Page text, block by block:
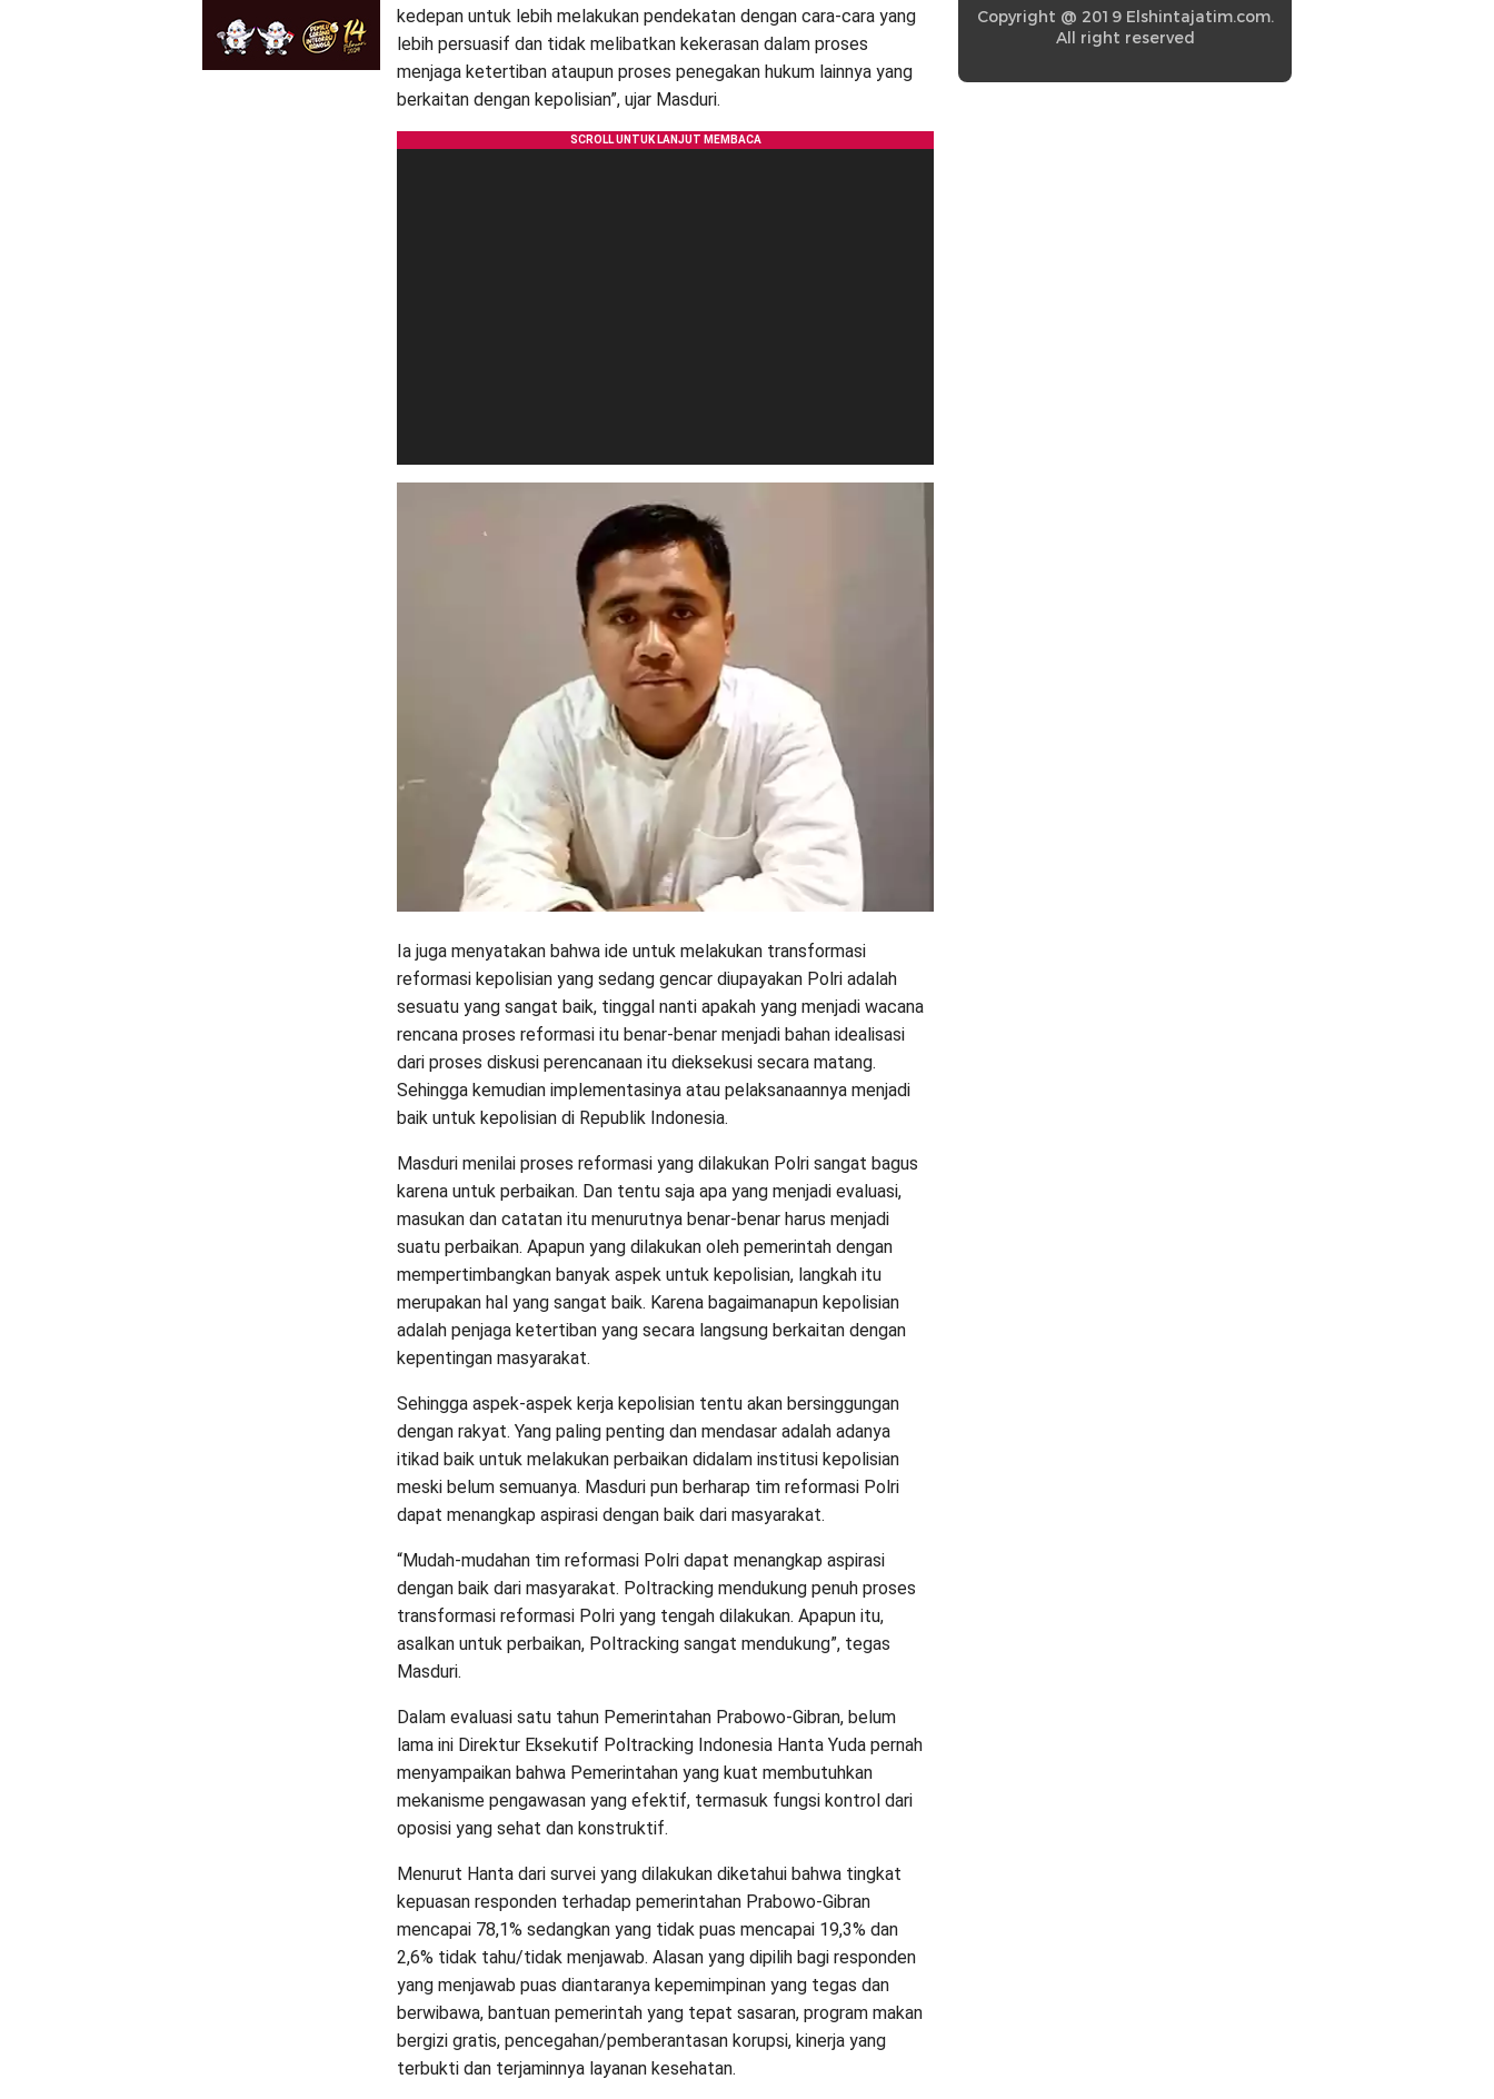
kedepan untuk lebih melakukan pendekatan dengan cara-cara yang
lebih persuasif dan tidak melibatkan kekerasan dalam proses
menjaga ketertiban ataupun proses penegakan hukum lainnya yang
berkaitan dengan kepolisian”, ujar Masduri.
Ia juga menyatakan bahwa ide untuk melakukan transformasi
reformasi kepolisian yang sedang gencar diupayakan Polri adalah
sesuatu yang sangat baik, tinggal nanti apakah yang menjadi wacana
rencana proses reformasi itu benar-benar menjadi bahan idealisasi
dari proses diskusi perencanaan itu dieksekusi secara matang.
Sehingga kemudian implementasinya atau pelaksanaannya menjadi
baik untuk kepolisian di Republik Indonesia.
Masduri menilai proses reformasi yang dilakukan Polri sangat bagus
karena untuk perbaikan. Dan tentu saja apa yang menjadi evaluasi,
masukan dan catatan itu menurutnya benar-benar harus menjadi
suatu perbaikan. Apapun yang dilakukan oleh pemerintah dengan
mempertimbangkan banyak aspek untuk kepolisian, langkah itu
merupakan hal yang sangat baik. Karena bagaimanapun kepolisian
adalah penjaga ketertiban yang secara langsung berkaitan dengan
kepentingan masyarakat.
Sehingga aspek-aspek kerja kepolisian tentu akan bersinggungan
dengan rakyat. Yang paling penting dan mendasar adalah adanya
itikad baik untuk melakukan perbaikan didalam institusi kepolisian
meski belum semuanya. Masduri pun berharap tim reformasi Polri
dapat menangkap aspirasi dengan baik dari masyarakat.
“Mudah-mudahan tim reformasi Polri dapat menangkap aspirasi
dengan baik dari masyarakat. Poltracking mendukung penuh proses
transformasi reformasi Polri yang tengah dilakukan. Apapun itu,
asalkan untuk perbaikan, Poltracking sangat mendukung”, tegas
Masduri.
Dalam evaluasi satu tahun Pemerintahan Prabowo-Gibran, belum
lama ini Direktur Eksekutif Poltracking Indonesia Hanta Yuda pernah
menyampaikan bahwa Pemerintahan yang kuat membutuhkan
mekanisme pengawasan yang efektif, termasuk fungsi kontrol dari
oposisi yang sehat dan konstruktif.
Menurut Hanta dari survei yang dilakukan diketahui bahwa tingkat
kepuasan responden terhadap pemerintahan Prabowo-Gibran
mencapai 78,1% sedangkan yang tidak puas mencapai 19,3% dan
2,6% tidak tahu/tidak menjawab. Alasan yang dipilih bagi responden
yang menjawab puas diantaranya kepemimpinan yang tegas dan
berwibawa, bantuan pemerintah yang tepat sasaran, program makan
bergizi gratis, pencegahan/pemberantasan korupsi, kinerja yang
terbukti dan terjaminnya layanan kesehatan.
Copyright @ 2019 Elshintajatim.com.
All right reserved